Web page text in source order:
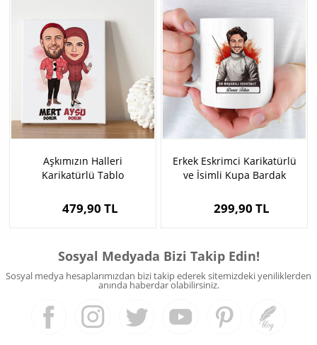
Aşkımızın Halleri
Karikatürlü Tablo
479,90 TL
Erkek Eskrimci Karikatürlü
ve İsimli Kupa Bardak
299,90 TL
Sosyal Medyada Bizi Takip Edin!
Sosyal medya hesaplarımızdan bizi takip ederek sitemizdeki yeniliklerden
anında haberdar olabilirsiniz.